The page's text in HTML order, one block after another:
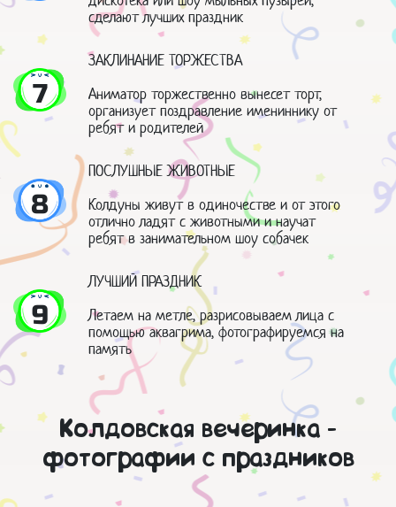
сделают лучших праздник
7
ЗАКЛИНАНИЕ ТОРЖЕСТВА
Аниматор торжественно вынесет торт,
организует поздравление имениннику от
ребят и родителей
8
ПОСЛУШНЫЕ ЖИВОТНЫЕ
Колдуны живут в одиночестве и от этого
отлично ладят с животными и научат
ребят в занимательном шоу собачек
9
ЛУЧШИЙ ПРАЗДНИК
Летаем на метле, разрисовываем лица с
помощью аквагрима, фотографируемся на
память
Колдовская вечеринка -
фотографии с праздников